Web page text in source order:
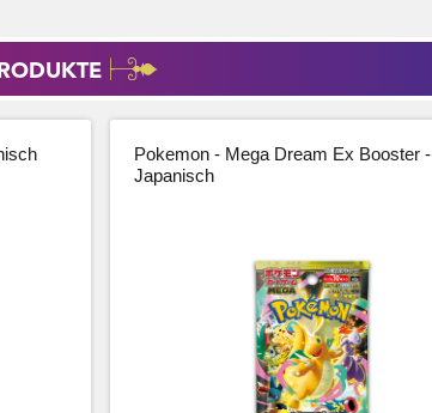
Pokemon - Mega Dream Ex Booster -
Japanisch